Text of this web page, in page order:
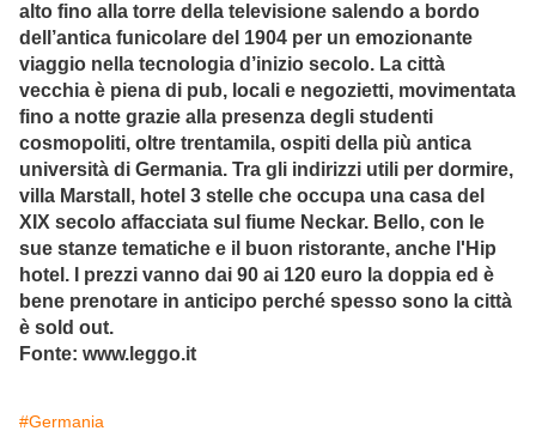
alto fino alla torre della televisione salendo a bordo
dell’antica funicolare del 1904 per un emozionante
viaggio nella tecnologia d’inizio secolo. La città
vecchia è piena di pub, locali e negozietti, movimentata
fino a notte grazie alla presenza degli studenti
cosmopoliti, oltre trentamila, ospiti della più antica
università di Germania. Tra gli indirizzi utili per dormire,
villa Marstall, hotel 3 stelle che occupa una casa del
XIX secolo affacciata sul fiume Neckar. Bello, con le
sue stanze tematiche e il buon ristorante, anche l'Hip
hotel. I prezzi vanno dai 90 ai 120 euro la doppia ed è
bene prenotare in anticipo perché spesso sono la città
è sold out.
Fonte: www.leggo.it
#Germania